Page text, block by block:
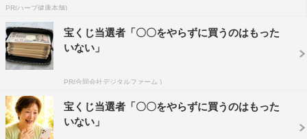
引委員会は談合についても警察の捜査が済んでからという
ことになる。そんな時、白熊に恋人の大森徹也（黒羽麻璃
人が白熊が公取に異動となるきっかけとなった「ラクター
建設」の古賀康弘を殺害した犯人と同一人物の可能性があ
るということだった。
PR(ハーブ健康本舗)
宝くじ当選者「〇〇をやらずに買うのはもった
いない」
PR(合同会社デジタルファーム )
宝くじ当選者「〇〇をやらずに買うのはもった
いない」